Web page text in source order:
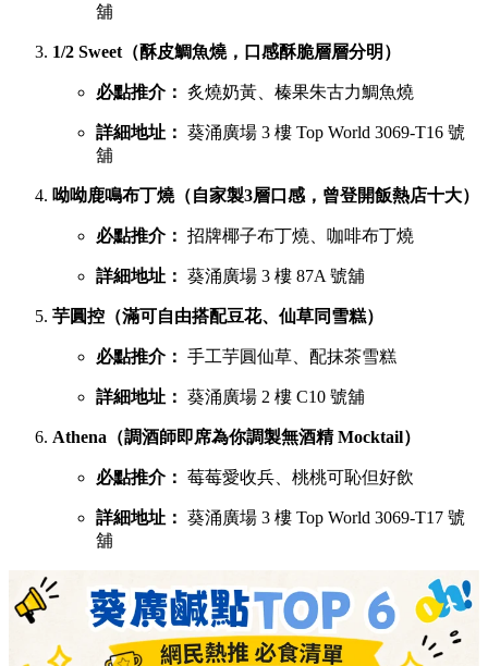
舖
1/2 Sweet（酥皮鯛魚燒，口感酥脆層層分明）
必點推介： 炙燒奶黃、榛果朱古力鯛魚燒
詳細地址： 葵涌廣場 3 樓 Top World 3069-T16 號
舖
呦呦鹿鳴布丁燒（自家製3層口感，曾登開飯熱店十大）
必點推介： 招牌椰子布丁燒、咖啡布丁燒
詳細地址： 葵涌廣場 3 樓 87A 號舖
芋圓控（滿可自由搭配豆花、仙草同雪糕）
必點推介： 手工芋圓仙草、配抹茶雪糕
詳細地址： 葵涌廣場 2 樓 C10 號舖
Athena（調酒師即席為你調製無酒精 Mocktail）
必點推介： 莓莓愛收兵、桃桃可恥但好飲
詳細地址： 葵涌廣場 3 樓 Top World 3069-T17 號
舖